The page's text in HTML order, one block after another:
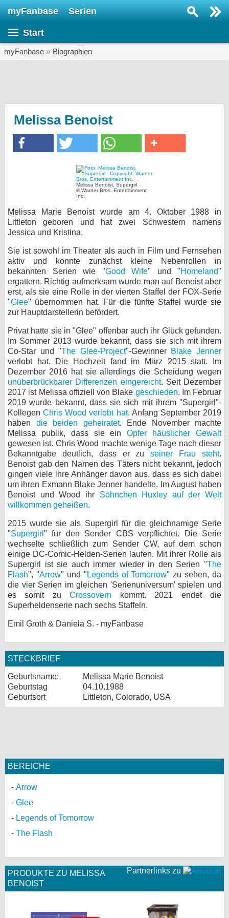
myFanbase Serien
Start
myFanbase » Biographien
Melissa Benoist
Melissa Benoist, Supergirl
© Warner Bros. Entertainment
Inc.
Melissa Marie Benoist wurde am 4. Oktober 1988 in
Littleton geboren und hat zwei Schwestern namens
Jessica und Kristina.
Sie ist sowohl im Theater als auch in Film und Fernsehen
aktiv und konnte zunächst kleine Nebenrollen in
bekannten Serien wie "Good Wife" und "Homeland"
ergattern. Richtig aufmerksam wurde man auf Benoist aber
erst, als sie eine Rolle in der vierten Staffel der FOX-Serie
"Glee" übernommen hat. Für die fünfte Staffel wurde sie
zur Hauptdarstellerin befördert.
Privat hatte sie in "Glee" offenbar auch ihr Glück gefunden.
Im Sommer 2013 wurde bekannt, dass sie sich mit ihrem
Co-Star und "The Glee-Project"-Gewinner Blake Jenner
verlobt hat. Die Hochzeit fand im März 2015 statt. Im
Dezember 2016 hat sie allerdings die Scheidung wegen
unüberbrückbarer Differenzen eingereicht. Seit Dezember
2017 ist Melissa offiziell von Blake geschieden. Im Februar
2019 wurde bekannt, dass sie sich mit ihrem "Supergirl"-
KollegenChris Wood verlobt hat. Anfang September 2019
haben die beiden geheiratet. Ende November machte
Melissa publik, dass sie einOpfer häuslicher Gewalt
gewesen ist. Chris Wood machte wenige Tage nach dieser
Bekanntgabe deutlich, dass er zuseiner Frau steht.
Benoist gab den Namen des Täters nicht bekannt, jedoch
gingen viele ihre Anhänger davon aus, dass es sich dabei
um ihren Exmann Blake Jenner handelte. Im August haben
Benoist und Wood ihr Söhnchen Huxley auf der Welt
willkommen geheißen.
2015 wurde sie als Supergirl für die gleichnamige Serie
"Supergirl " für den Sender CBS verpflichtet. Die Serie
wechselte schließlich zum Sender CW, auf dem schon
einige DC-Comic-Helden-Serien laufen. Mit ihrer Rolle als
Supergirl ist sie auch immer wieder in den Serien "The
Flash", "Arrow" und " Legends of Tomorrow" zu sehen, da
die vier Serien im gleichen 'Serienuniversum' spielen und
es somit zuCrossovern kommt. 2021 endet die
Superheldenserie nach sechs Staffeln.
Emil Groth & Daniela S. - myFanbase
STECKBRIEF
Geburtsname:
Melissa Marie Benoist
Geburtstag
04.10.1988
Geburtsort
Littleton, Colorado, USA
BEREICHE
Arrow
Glee
Legends of Tomorrow
The Flash
Partnerlinks zu
PRODUKTE ZU MELISSA
BENOIST
Veranstaltungen
KULTUR
Specials
SERVICE
Forum
bei Facebook
Kontakt
Datenschutz
Cookie-Einstellungen
Impressum
Desktop-Ansicht
myFanbase